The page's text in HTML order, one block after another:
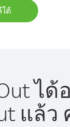
ต้
ได้
แล้